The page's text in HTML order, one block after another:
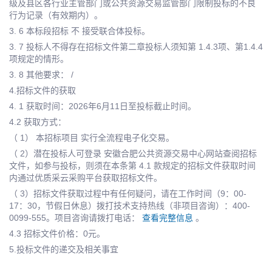
级及县区各行业主管部门或公共资源交易监管部门限制投标的不良
行为记录（有效期内）。
3. 6 本标段招标 不 接受联合体投标。
3. 7 投标人不得存在招标文件第二章投标人须知第 1.4.3项、第1.4.4
项规定的情形。
3. 8 其他要求： /
4.招标文件的获取
4. 1 获取时间：2026年6月11日至投标截止时间。
4.2 获取方式：
（ 1） 本招标项目 实行全流程电子化交易。
（ 2）潜在投标人可登录 安徽合肥公共资源交易中心网站查阅招标
文件，如参与投标，则须在本条第 4.1 款规定的招标文件获取时间
内通过优质采云采购平台获取招标文件。
（ 3）招标文件获取过程中有任何疑问，请在工作时间（9：00-
17：30，节假日休息）拨打技术支持热线（非项目咨询）：400-
0099-555。项目咨询请拨打电话： 查看完整信息 。
4.3 招标文件价格：0元。
5.投标文件的递交及相关事宜